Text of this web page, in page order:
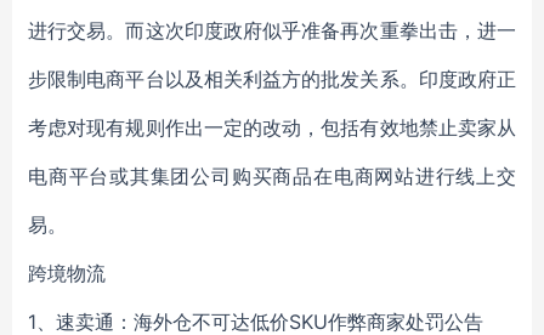
进行交易。而这次印度政府似乎准备再次重拳出击，进一
步限制电商平台以及相关利益方的批发关系。印度政府正
考虑对现有规则作出一定的改动，包括有效地禁止卖家从
电商平台或其集团公司购买商品在电商网站进行线上交
易。
跨境物流
1、速卖通：海外仓不可达低价SKU作弊商家处罚公告